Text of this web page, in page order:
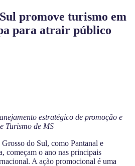
promove turismo em
para atrair público
estratégico de promoção e
Turismo de MS
do Sul, como Pantanal e
começam o ano nas principais
A ação promocional é uma